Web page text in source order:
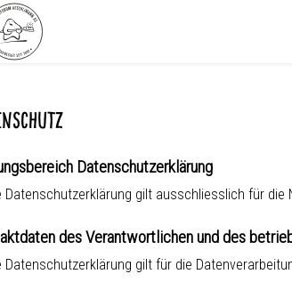
Datenschutzerklärung
Datenschutzerklärung gilt ausschliesslich für die
des Verantwortlichen und des
Datenschutzerklärung gilt für die